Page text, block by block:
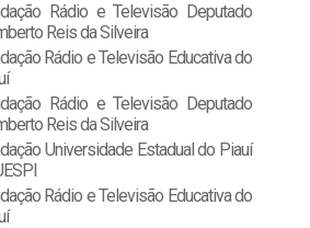
Rádio e Televisão Deputado
Reis da Silveira
Rádio e Televisão Educativa do
Rádio e Televisão Deputado
Reis da Silveira
Universidade Estadual do Piauí
Rádio e Televisão Educativa do